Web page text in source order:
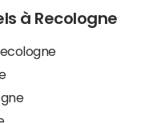
à Recologne